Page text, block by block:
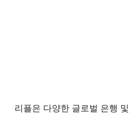
리플은 다양한 글로벌 은행